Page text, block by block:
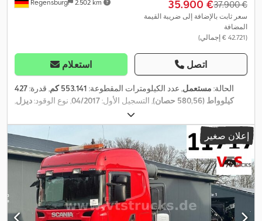
Regensburg 2.502 km ‏35.900 € ‏37.900 €
سعر ثابت بالإضافة إلى ضريبة القيمة
المضافة
(‏42.721 € إجمالي)
استعلام اتصل
الحالة: مستعمل, عدد الكيلومترات المقطوعة: 553.141 كم , قدرة:427
كيلوواط (580,56 حصان)
, التسجيل الأول:04/2017, نوع الوقود:ديزل,
, تكوين المحور:
لون:أزرق, نوع التروس:تلقائي, فئة الانبعاثات:يورو 6 , معدات:تكييف
الهواء, سخان التدفئة أثناء التوقف, مرشح السخام, نظام الفرامل المانعة
للانغلاق (ABS), نظام الملاحة,
إعلان صغير